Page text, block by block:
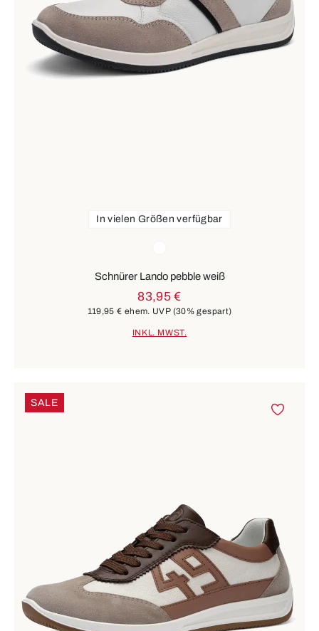
In vielen Größen verfügbar
Schnürer Lando pebble weiß
83,95 €
119,95 € ehem. UVP (30% gespart)
INKL. MWST.
SALE